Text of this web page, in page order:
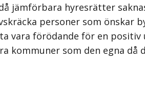
jämförbara hyresrätter
personer som önskar
vara förödande för en
kommuner som den egna då